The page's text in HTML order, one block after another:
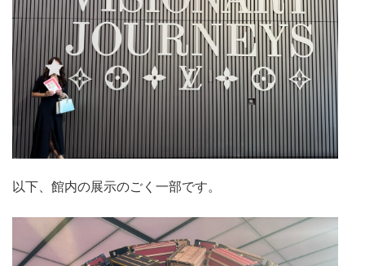
以下、館内の展示のごく一部です。